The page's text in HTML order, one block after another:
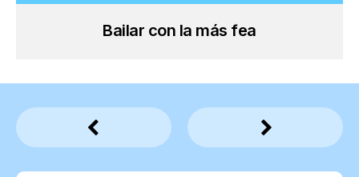
Bailar con la más fea